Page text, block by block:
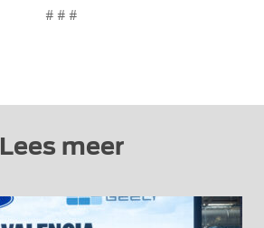
# # #
Lees meer